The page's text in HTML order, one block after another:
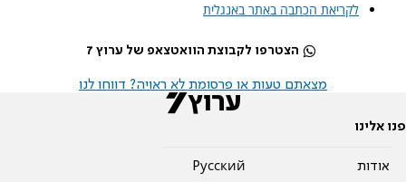
לקריאת הכתבה באתר באנגלית
הצטרפו לקבוצת הוואטצאפ של ערוץ 7
מצאתם טעות או פרסומת לא ראויה? דווחו לנו
פנו אלינו
אודות
Pусский